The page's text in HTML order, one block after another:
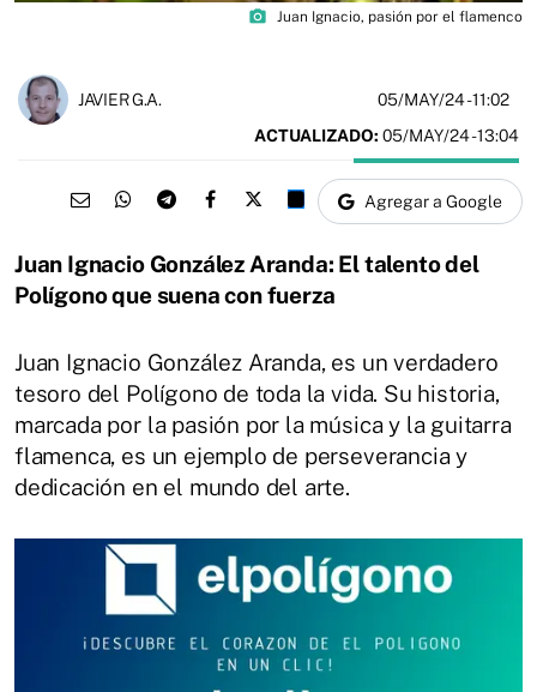
photo_camera Juan Ignacio, pasión por el flamenco
JAVIER G.A. 05/MAY/24- 11:02
ACTUALIZADO: 05/MAY/24 - 13:04
Agregar a Google
Juan Ignacio González Aranda: El talento del
Polígono que suena con fuerza
Juan Ignacio González Aranda, es un verdadero
tesoro del Polígono de toda la vida. Su historia,
marcada por la pasión por la música y la guitarra
flamenca, es un ejemplo de perseverancia y
dedicación en el mundo del arte.